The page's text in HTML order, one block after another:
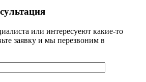
или интересуеют какие-то
заявку и мы перезвоним в